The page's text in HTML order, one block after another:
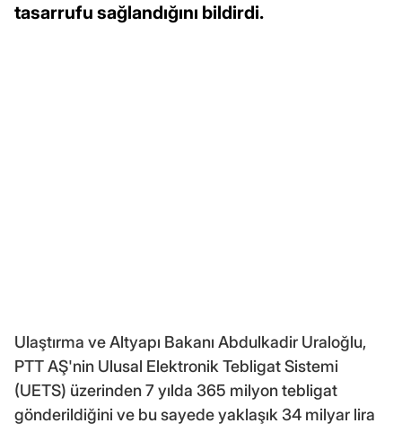
tasarrufu sağlandığını bildirdi.
Ulaştırma ve Altyapı Bakanı Abdulkadir Uraloğlu,
PTT AŞ'nin Ulusal Elektronik Tebligat Sistemi
(UETS) üzerinden 7 yılda 365 milyon tebligat
gönderildiğini ve bu sayede yaklaşık 34 milyar lira